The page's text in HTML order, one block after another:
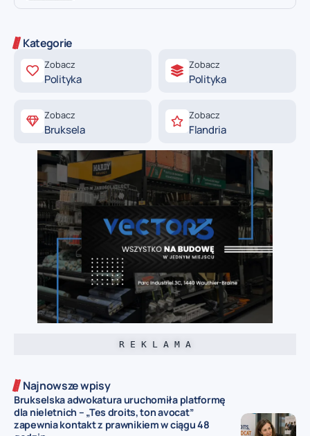
Kategorie
Zobacz
Polityka
Zobacz
Polityka
Zobacz
Bruksela
Zobacz
Flandria
R E K L A M A
Najnowsze wpisy
Brukselska adwokatura uruchomiła platformę
dla nieletnich – „Tes droits, ton avocat”
zapewnia kontakt z prawnikiem w ciągu 48